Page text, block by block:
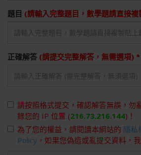
題目 (請輸入完整題目，數學題請直接
正確解答 (請提交完整解答，無需選項) *
請按照格式提交，確認解答無誤，勿
錄您的 IP 位置 (216.73.216.144)！
為了您的權益，請閱讀本網站的 隱私
Policy ，如果您偽造或亂提交資料，